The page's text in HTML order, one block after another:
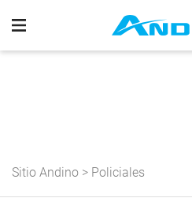
Sitio Andino > Policiales